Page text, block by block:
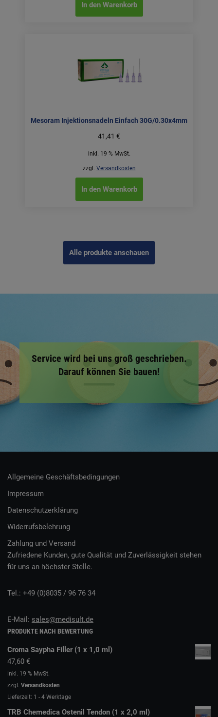
In den Warenkorb
Mesoram Injektionsnadeln Einfach 30G/0.30x4mm
41,41 €
inkl. 19 % MwSt.
zzgl. Versandkosten
In den Warenkorb
Alle produkte anschauen
Service wird bei uns groß geschrieben.
Darauf können Sie bauen!
Allgemeine Geschäftsbedingungen
Impressum
Datenschutzerklärung
Widerrufsbelehrung
Zahlung und Versand
Zufriedene Kunden, gute Qualität und Zuverlässigkeit stehen
für uns an höchster Stelle.
Tel.: +49 (0)8035 / 96 76 34
E-Mail: sales@medisult.de
PRODUKTE NACH BEWERTUNG
Croma Saypha Filler (1 x 1,0 ml)
47,60 €
inkl. 19 % MwSt.
zzgl. Versandkosten
Lieferzeit: 1 - 4 Werktage
TRB Chemedica Ostenil Tendon (1 x 2,0 ml)